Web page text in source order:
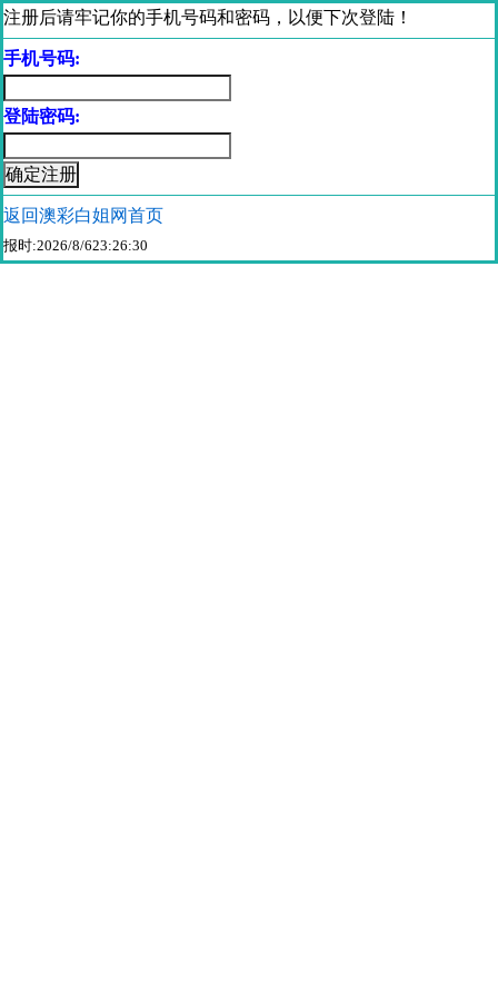
注册后请牢记你的手机号码和密码，以便下次登陆！
手机号码:
登陆密码:
返回澳彩白姐网首页
报时:2026/8/623:26:30